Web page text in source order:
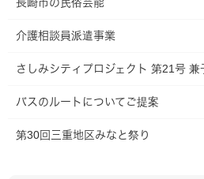
介護相談員派遣事業
さしみシティプロジェクト 第21号 兼
バスのルートについてご提案
第30回三重地区みなと祭り